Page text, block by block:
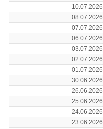
10.07.2026
08.07.2026
07.07.2026
06.07.2026
03.07.2026
02.07.2026
01.07.2026
30.06.2026
26.06.2026
25.06.2026
24.06.2026
23.06.2026